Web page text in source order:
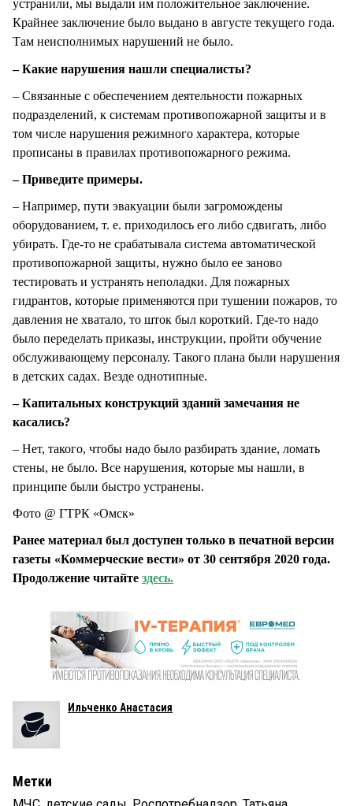
устранили, мы выдали им положительное заключение.
Крайнее заключение было выдано в августе текущего года.
Там неисполнимых нарушений не было.
– Какие нарушения нашли специалисты?
– Связанные с обеспечением деятельности пожарных
подразделений, к системам противопожарной защиты и в
том числе нарушения режимного характера, которые
прописаны в правилах противопожарного режима.
– Приведите примеры.
– Например, пути эвакуации были загромождены
оборудованием, т. е. приходилось его либо сдвигать, либо
убирать. Где-то не срабатывала система автоматической
противопожарной защиты, нужно было ее заново
тестировать и устранять неполадки. Для пожарных
гидрантов, которые применяются при тушении пожаров, то
давления не хватало, то шток был короткий. Где-то надо
было переделать приказы, инструкции, пройти обучение
обслуживающему персоналу. Такого плана были нарушения
в детских садах. Везде однотипные.
– Капитальных конструкций зданий замечания не
касались?
– Нет, такого, чтобы надо было разбирать здание, ломать
стены, не было. Все нарушения, которые мы нашли, в
принципе были быстро устранены.
Фото @ ГТРК «Омск»
Ранее материал был доступен только в печатной версии
газеты «Коммерческие вести» от 30 сентября 2020 года.
Продолжение читайте здесь.
Ильченко Анастасия
Метки